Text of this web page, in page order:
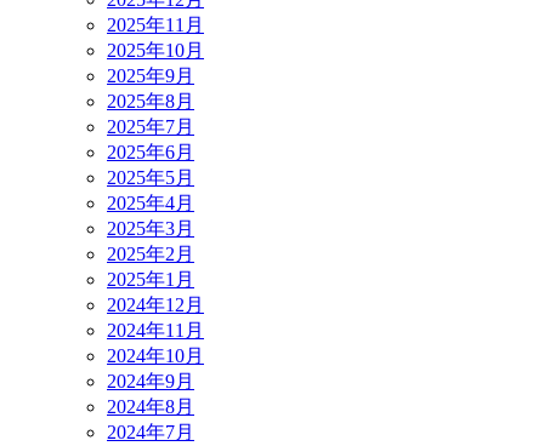
2025年11月
2025年10月
2025年9月
2025年8月
2025年7月
2025年6月
2025年5月
2025年4月
2025年3月
2025年2月
2025年1月
2024年12月
2024年11月
2024年10月
2024年9月
2024年8月
2024年7月